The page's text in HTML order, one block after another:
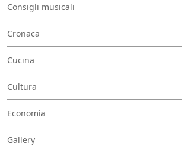
Consigli musicali
Cronaca
Cucina
Cultura
Economia
Gallery